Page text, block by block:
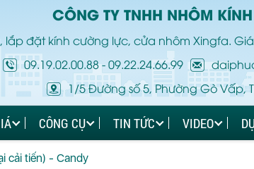
CÔNG TY TNHH NHÔM
lắp đặt kính cường lực, cửa nhôm Xingfa.
09.19.02.00.88-09.22.24.66.99
1/5 Đường số 5, Phường Gò Vấp,
CÔNG CỤ TIN TỨC VIDEO
cải tiến) - Candy